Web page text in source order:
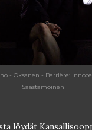
- Oksanen - Barrière:
Saastamoinen
löydät